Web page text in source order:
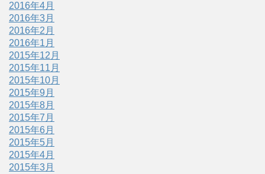
2016年4月
2016年3月
2016年2月
2016年1月
2015年12月
2015年11月
2015年10月
2015年9月
2015年8月
2015年7月
2015年6月
2015年5月
2015年4月
2015年3月